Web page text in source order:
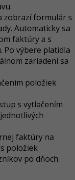
zobrazí formulár s
Automaticky sa
faktúry a s
Po výbere platidla
zariadení sa
položiek
s vytlačením
faktúry na
položiek
po dňoch.